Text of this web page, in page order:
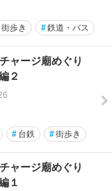
街歩き #鉄道・バス
ャージ廟めぐり
２
# 台鉄 #街歩き
ャージ廟めぐり
１